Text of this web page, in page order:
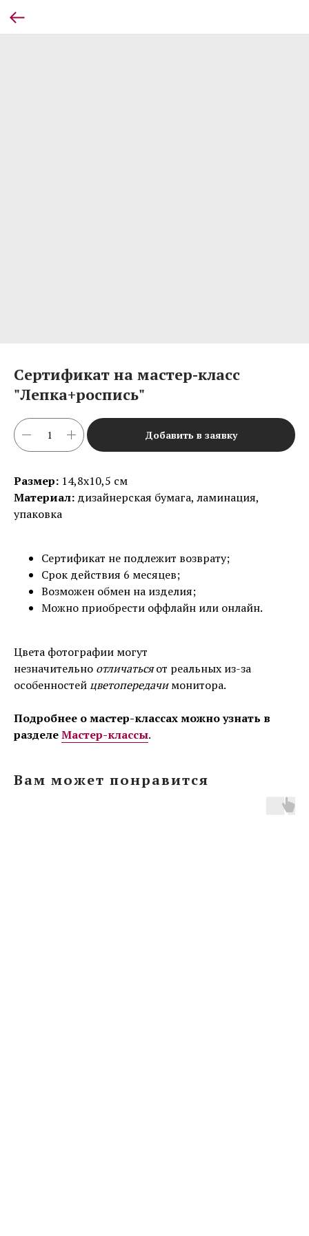
Сертификат на мастер-класс
"Лепка+роспись"
Добавить в заявку
Размер: 14,8х10,5 см
Материал: дизайнерская бумага, ламинация,
упаковка
Сертификат не подлежит возврату;
Срок действия 6 месяцев;
Возможен обмен на изделия;
Можно приобрести оффлайн или онлайн.
Цвета фотографии могут
незначительно отличатьсяот реальных из-за
особенностейцветопередачимонитора.
Подробнее о мастер-классах можно узнать в
разделеМастер-классы.
Вам может понравится